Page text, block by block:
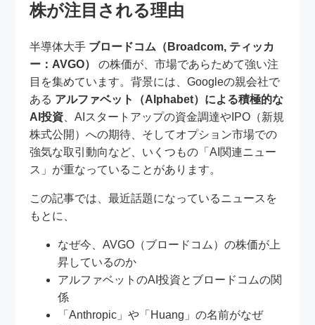
株が注目される理由
半導体大手 ブロードコム（Broadcom, ティッカ
ー：AVGO）
の株価が、市場であらためて強い注
目を集めています。背景には、Googleの親会社で
ある アルファベット（Alphabet）による積極的な
AI投資 、AIスタートアップの資金調達やIPO（新規
株式公開）への期待、そしてオプション市場での
強気な取引動向など、いくつもの「AI関連ニュー
ス」が重なっていることがあります。
この記事では、最近話題になっているニュースを
もとに、
なぜ今、AVGO（ブロードコム）の株価が上
昇しているのか
アルファベットのAI投資とブロードコムの関
係
「Anthropic」や「Huang」の名前がなぜ